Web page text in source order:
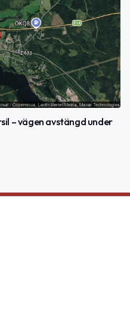
– vägen avstängd under